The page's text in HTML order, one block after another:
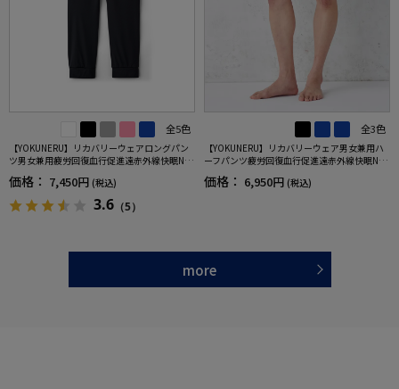
全5色
【YOKUNERU】リカバリーウェアロングパン
ツ男女兼用疲労回復血行促進遠赤外線快眠NA
NOMIX(R)【一般医療機器】SS～LLサイズ
価格： 7,450円 (税込)
3.6 （5）
全3色
【YOKUNERU】リカバリーウェア男女兼用ハ
ーフパンツ疲労回復血行促進遠赤外線快眠NA
NOMIX(R)【一般医療機器】SS～LLサイズ
価格： 6,950円 (税込)
more